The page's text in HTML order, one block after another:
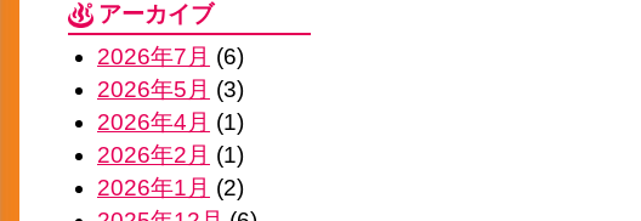
アーカイブ
2026年7月 (6)
2026年5月 (3)
2026年4月 (1)
2026年2月 (1)
2026年1月 (2)